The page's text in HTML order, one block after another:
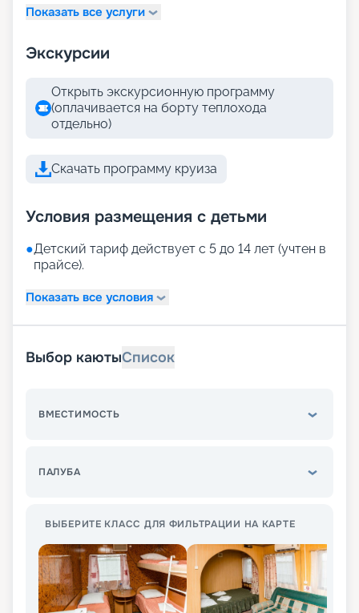
Показать все услуги
Экскурсии
Открыть экскурсионную программу
(оплачивается на борту теплохода
отдельно)
Скачать программу круиза
Условия размещения с детьми
●Детский тариф действует с 5 до 14 лет (учтен в
прайсе).
Показать все условия
Выбор каютыСписок
ВМЕСТИМОСТЬ
ПАЛУБА
ВЫБЕРИТЕ КЛАСС ДЛЯ ФИЛЬТРАЦИИ НА КАРТЕ